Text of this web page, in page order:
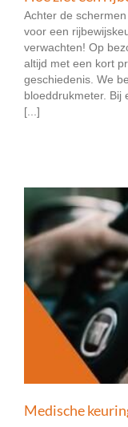
Achter de
voor een
verwachten! Op
altijd met een kort
geschiedenis. We
bloeddrukmeter. Bij
[...]
Medische